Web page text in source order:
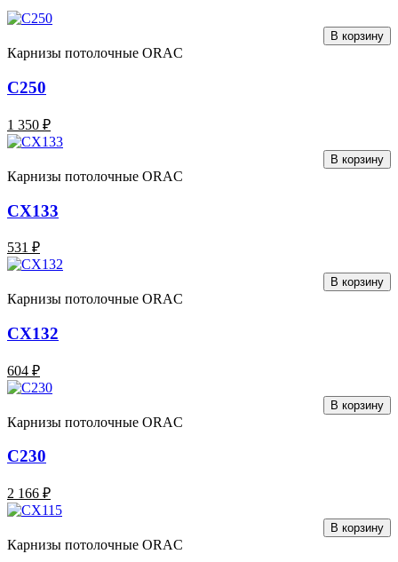
В корзину
Карнизы потолочные ORAC
C250
1 350 ₽
В корзину
Карнизы потолочные ORAC
CX133
531 ₽
В корзину
Карнизы потолочные ORAC
CX132
604 ₽
В корзину
Карнизы потолочные ORAC
C230
2 166 ₽
В корзину
Карнизы потолочные ORAC